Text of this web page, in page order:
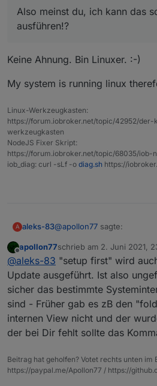
darüber gemacht hat, und
habe ich es auch gemacht.
Im Nachhinein leichtsinnig,
Updates oder
Ein paar Adapter hatten
funktionieren, daher war
auszuführen.
ibroker setup first
setzt bestimmte Dateien
ausführen!?
Also meinst du, ich kann das
ausführen!?
Keine Ahnung. Bin Linuxer. :-)
My system is running linux
Linux-Werkzeugkasten:
https://forum.iobroker.net/topic/42952/
werkzeugkasten
NodeJS Fixer Skript:
https://forum.iobroker.net/topic/68035/iob-
iob_diag: curl -sLf -o diag.sh https://
A aleks-83@apollon77 sagte:
EBUSY: Es scheint
Fällen Dateien von
sodass npm die nicht
Adapter beenden und
Hat geholfen. Danke
Zu Den "cannot
controller? Bitte mal
aufrufen
JS-Controller ist 3.3.10
Was tut denn "iobroker
Installiert oder ändert es
Offline
apollon77schrieb am 2. Juni 2021,
zuletzt editiert von
@aleks-83 "setup first" wird
Update ausgeführt. Ist also
sicher das bestimmte
sind - Früher gab es zB den
internen View nicht und der
der bei Dir fehlt sollte das
Beitrag hat geholfen? Votet rechts unten im
https://paypal.me/Apollon77 / https://